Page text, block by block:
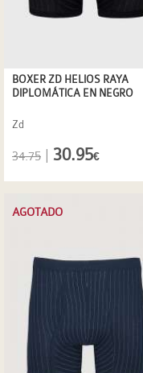
BOXER ZD HELIOS RAYA
DIPLOMÁTICA EN NEGRO
Zd
34.75 | 30.95€
AGOTADO